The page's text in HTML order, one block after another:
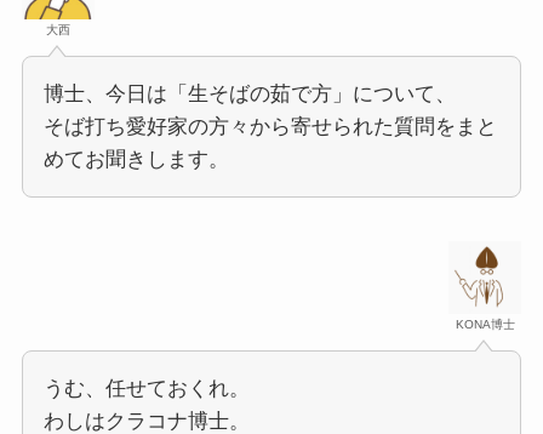
大西
博士、今日は「生そばの茹で方」について、
そば打ち愛好家の方々から寄せられた質問をまと
めてお聞きします。
KONA博士
うむ、任せておくれ。
わしはクラコナ博士。